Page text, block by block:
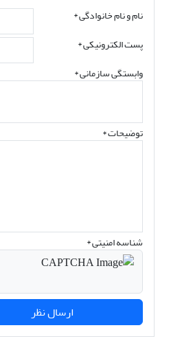
نام و نام خانوادگی*
پست الکترونیکی*
وابستگی سازمانی *
توضیحات *
شناسه امنیتی *